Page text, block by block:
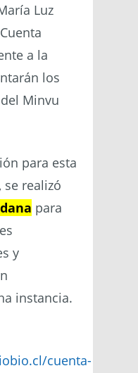
Luz
a la
los
Minvu
para esta
se realizó
para
y
instancia.
cuenta-